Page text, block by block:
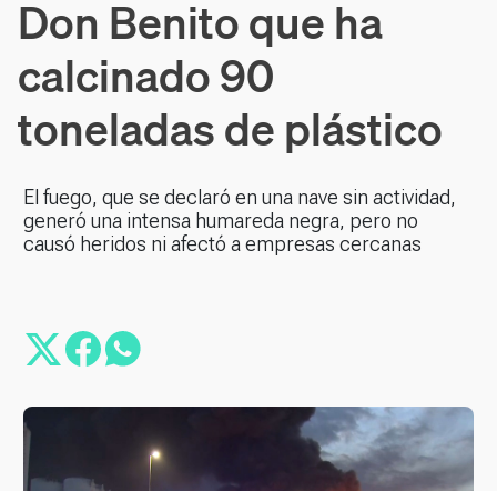
Don Benito que ha
calcinado 90
toneladas de plástico
El fuego, que se declaró en una nave sin actividad,
generó una intensa humareda negra, pero no
causó heridos ni afectó a empresas cercanas